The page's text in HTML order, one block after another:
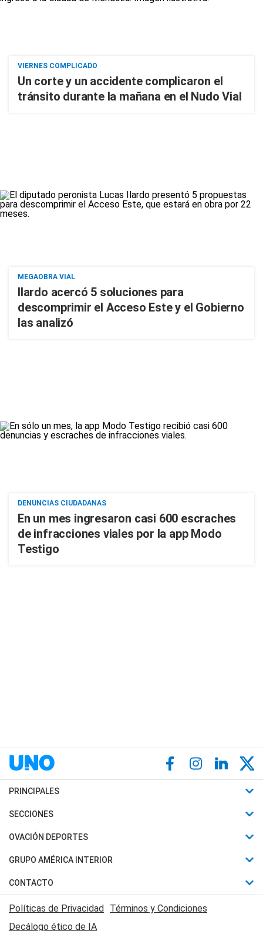
VIERNES COMPLICADO
Un corte y un accidente complicaron el
tránsito durante la mañana en el Nudo Vial
MEGAOBRA VIAL
Ilardo acercó 5 soluciones para
descomprimir el Acceso Este y el Gobierno
las analizó
DENUNCIAS CIUDADANAS
En un mes ingresaron casi 600 escraches
de infracciones viales por la app Modo
Testigo
PRINCIPALES
Últimas Noticias
Política
Judiciales
Economia
SECCIONES
Horóscopo
Motores
Trucos caseros
Series y Películas
OVACIÓN DEPORTES
Fútbol
Mundial
Automovilismo
Rugby
GRUPO AMÉRICA INTERIOR
Canal 7 en Vivo
CONTACTO
Acerca de Nosotros
Contactanos
Políticas de Privacidad Términos y Condiciones
Decálogo ético de IA